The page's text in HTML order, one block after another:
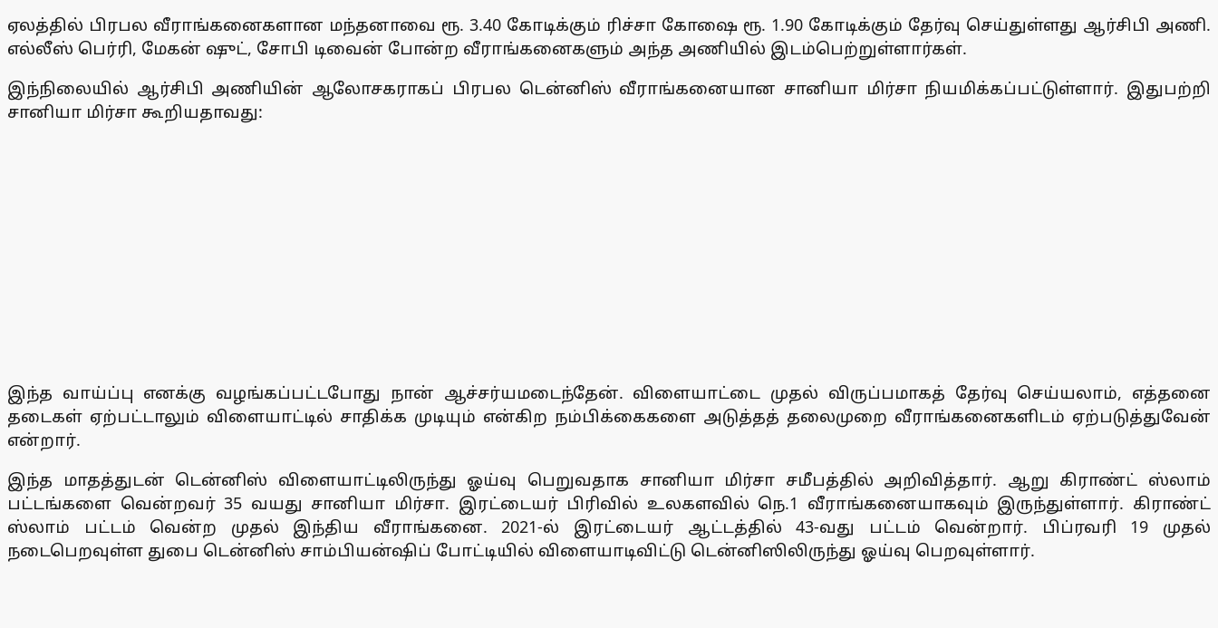
ஏலத்தில் பிரபல வீராங்கனைகளான மந்தனாவை ரூ. 3.40 கோடிக்கும் ரிச்சா கோஷை ரூ. 1.90 கோடிக்கும் தேர்வு செய்துள்ளது ஆர்சிபி அணி.
எல்லீஸ் பெர்ரி, மேகன் ஷுட், சோபி டிவைன் போன்ற வீராங்கனைகளும் அந்த அணியில் இடம்பெற்றுள்ளார்கள்.
இந்நிலையில் ஆர்சிபி அணியின் ஆலோசகராகப் பிரபல டென்னிஸ் வீராங்கனையான சானியா மிர்சா நியமிக்கப்பட்டுள்ளார். இதுபற்றி
சானியா மிர்சா கூறியதாவது:
இந்த வாய்ப்பு எனக்கு வழங்கப்பட்டபோது நான் ஆச்சர்யமடைந்தேன். விளையாட்டை முதல் விருப்பமாகத் தேர்வு செய்யலாம், எத்தனை
தடைகள் ஏற்பட்டாலும் விளையாட்டில் சாதிக்க முடியும் என்கிற நம்பிக்கைகளை அடுத்தத் தலைமுறை வீராங்கனைகளிடம் ஏற்படுத்துவேன்
என்றார்.
இந்த மாதத்துடன் டென்னிஸ் விளையாட்டிலிருந்து ஓய்வு பெறுவதாக சானியா மிர்சா சமீபத்தில் அறிவித்தார். ஆறு கிராண்ட் ஸ்லாம்
பட்டங்களை வென்றவர் 35 வயது சானியா மிர்சா. இரட்டையர் பிரிவில் உலகளவில் நெ.1 வீராங்கனையாகவும் இருந்துள்ளார். கிராண்ட்
ஸ்லாம் பட்டம் வென்ற முதல் இந்திய வீராங்கனை. 2021-ல் இரட்டையர் ஆட்டத்தில் 43-வது பட்டம் வென்றார். பிப்ரவரி 19 முதல்
நடைபெறவுள்ள துபை டென்னிஸ் சாம்பியன்ஷிப் போட்டியில் விளையாடிவிட்டு டென்னிஸிலிருந்து ஓய்வு பெறவுள்ளார்.